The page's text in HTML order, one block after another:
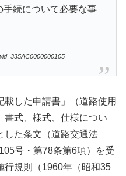
続について必要な事
した申請書」（道路使用
書式、様式、仕様につい
した条文（道路交通法
号・第78条第6項）を受
行規則（1960年（昭和35